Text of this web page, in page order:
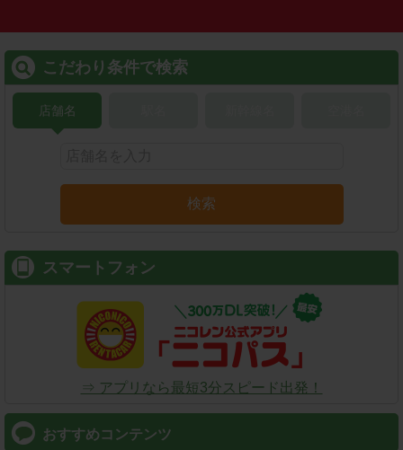
こだわり条件で検索
店舗名
検索
スマートフォン
⇒ アプリなら最短3分スピード出発！
おすすめコンテンツ